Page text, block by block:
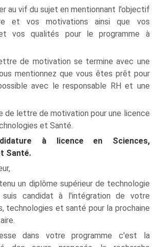
au vif du sujet en mentionnant l’objectif
et vos motivations ainsi que vos
vos qualités pour le programme à
de motivation se termine avec une
mentionnez que vous êtes prêt pour
avec le responsable RH et une
de lettre de motivation pour une licence
et Santé.
à licence en Sciences,
Santé.
un diplôme supérieur de technologie
candidat à l'intégration de votre
technologies et santé pour la prochaine
dans votre programme c'est la